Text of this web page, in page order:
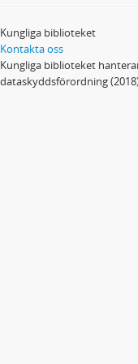
Kungliga biblioteket
Kontakta oss
Kungliga biblioteket
dataskyddsförordning